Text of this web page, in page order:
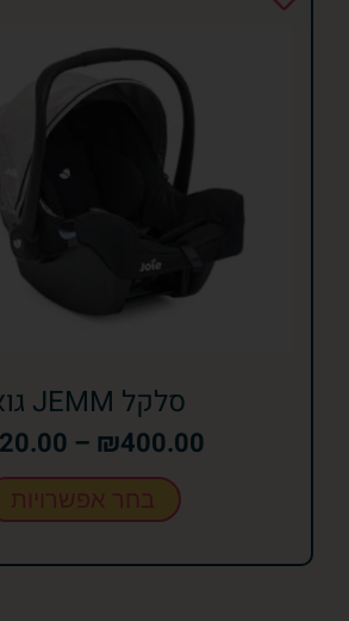
סלקל JEMM גואי
₪400.00
–
בחר אפשרויות